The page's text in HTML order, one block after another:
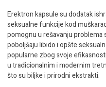
Erektron kapsule su dodatak
seksualne funkcije kod
pomognu u rešavanju
poboljšaju libido i opšte
popularne zbog svoje
u tradicionalnim i modernim
što su biljke i prirodni ekstrakti.